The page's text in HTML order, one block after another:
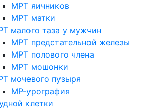
МРТ яичников
МРТ матки
малого таза у мужчин
МРТ предстательной железы
МРТ полового члена
МРТ мошонки
мочевого пузыря
МР-урография
клетки